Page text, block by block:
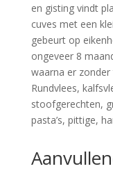
en gisting vindt
cuves met een
gebeurt op
ongeveer 8
waarna er
Rundvlees,
stoofgerechten,
pasta’s, pittige,